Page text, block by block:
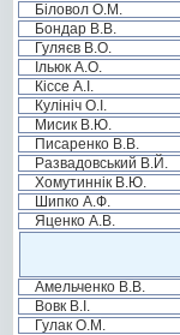
Біловол О.М.
Бондар В.В.
Гуляєв В.О.
Ільюк А.О.
Кіссе А.І.
Кулініч О.І.
Мисик В.Ю.
Писаренко В.В.
Развадовський В.Й.
Хомутиннік В.Ю.
Шипко А.Ф.
Яценко А.В.
Амельченко В.В.
Вовк В.І.
Гулак О.М.